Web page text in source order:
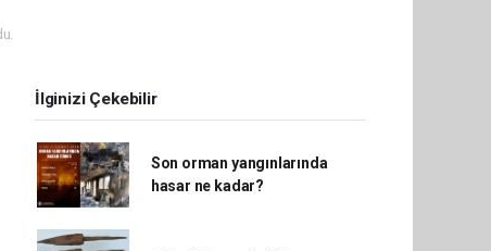
İlginizi Çekebilir
Son orman yangınlarında
hasar ne kadar?